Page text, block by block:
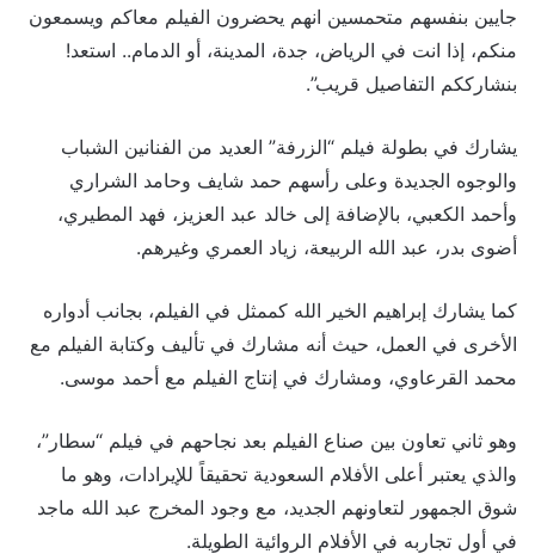
جايين بنفسهم متحمسين انهم يحضرون الفيلم معاكم ويسمعون
منكم، إذا انت في الرياض، جدة، المدينة، أو الدمام.. استعد!
بنشارككم التفاصيل قريب⁩”.
يشارك في بطولة فيلم “الزرفة” العديد من الفنانين الشباب
والوجوه الجديدة وعلى رأسهم حمد شايف وحامد الشراري
وأحمد الكعبي، بالإضافة إلى خالد عبد العزيز، فهد المطيري،
أضوى بدر، عبد الله الربيعة، زياد العمري وغيرهم.
كما يشارك إبراهيم الخير الله كممثل في الفيلم، بجانب أدواره
الأخرى في العمل، حيث أنه مشارك في تأليف وكتابة الفيلم مع
محمد القرعاوي، ومشارك في إنتاج الفيلم مع أحمد موسى.
وهو ثاني تعاون بين صناع الفيلم بعد نجاحهم في فيلم “سطار”،
والذي يعتبر أعلى الأفلام السعودية تحقيقاً للإيرادات، وهو ما
شوق الجمهور لتعاونهم الجديد، مع وجود المخرج عبد الله ماجد
في أول تجاربه في الأفلام الروائية الطويلة.